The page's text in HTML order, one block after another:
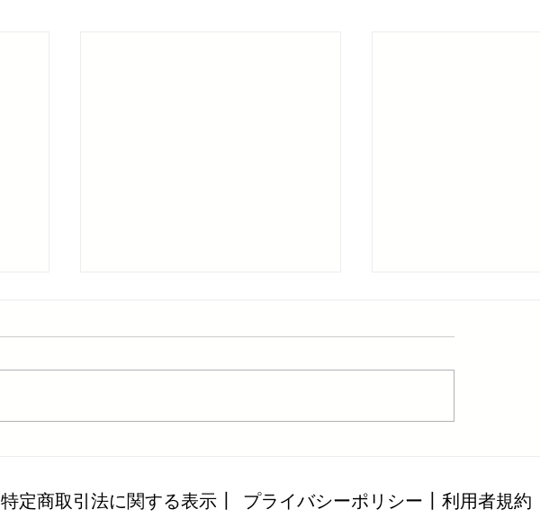
米プレゼント企画のご案内
枠」を新設
特定商取引法に関する表示┃ プライバシーポリシー┃ 利用者規約┃